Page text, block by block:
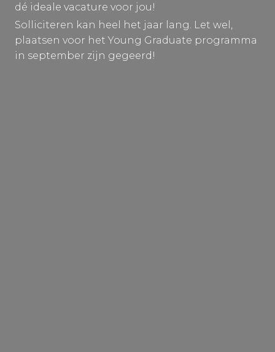
dé ideale vacature voor jou!
Solliciteren kan heel het jaar lang. Let wel,
plaatsen voor het Young Graduate programma
in september zijn gegeerd!